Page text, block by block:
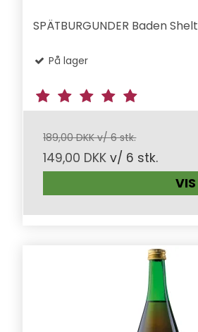
SPÄTBURGUNDER Baden
På lager
189,00 DKK v/ 6 stk.
149,00 DKK v/ 6 stk.